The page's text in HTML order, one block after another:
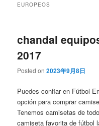
EUROPEOS
chandal
2017
Posted on2023年9月8日
Puedes confiar en Fútbol
opción para comprar
Tenemos camisetas de
camiseta favorita de fútbol